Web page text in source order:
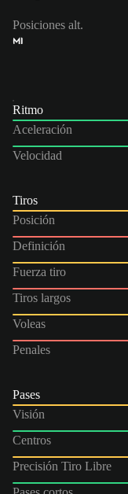
Posiciones alt.
MI
Ritmo
Aceleración
Velocidad
Tiros
Posición
Definición
Fuerza tiro
Tiros largos
Voleas
Penales
Pases
Visión
Centros
Precisión Tiro Libre